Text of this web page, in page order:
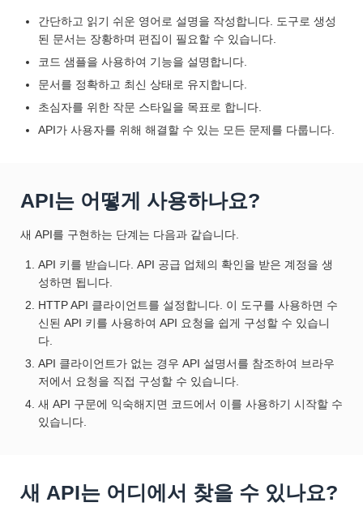
간단하고 읽기 쉬운 영어로 설명을 작성합니다. 도구로 생성
된 문서는 장황하며 편집이 필요할 수 있습니다.
코드 샘플을 사용하여 기능을 설명합니다.
문서를 정확하고 최신 상태로 유지합니다.
초심자를 위한 작문 스타일을 목표로 합니다.
API가 사용자를 위해 해결할 수 있는 모든 문제를 다룹니다.
API는 어떻게 사용하나요?
새 API를 구현하는 단계는 다음과 같습니다.
API 키를 받습니다. API 공급 업체의 확인을 받은 계정을 생
성하면 됩니다.
HTTP API 클라이언트를 설정합니다. 이 도구를 사용하면 수
신된 API 키를 사용하여 API 요청을 쉽게 구성할 수 있습니
다.
API 클라이언트가 없는 경우 API 설명서를 참조하여 브라우
저에서 요청을 직접 구성할 수 있습니다.
새 API 구문에 익숙해지면 코드에서 이를 사용하기 시작할 수
있습니다.
새 API는 어디에서 찾을 수 있나요?